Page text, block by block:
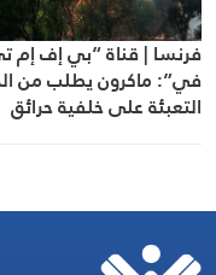
فرنسا | قناة “بي إف إم
في”: ماكرون يطلب من
التعبئة على خلفية حرائق